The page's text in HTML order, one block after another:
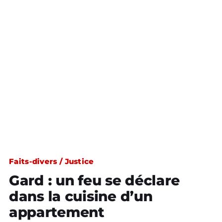
Faits-divers / Justice
Gard : un feu se déclare
dans la cuisine d’un
appartement